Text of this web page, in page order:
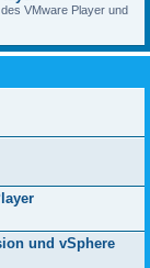
VMware Player und
und vSphere